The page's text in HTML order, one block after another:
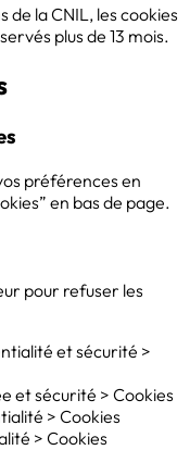
la CNIL, les cookies
plus de 13 mois.
préférences en
en bas de page.
pour refuser les
et sécurité >
et sécurité > Cookies
> Cookies
> Cookies